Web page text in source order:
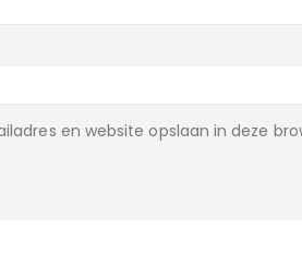
en website opslaan in deze